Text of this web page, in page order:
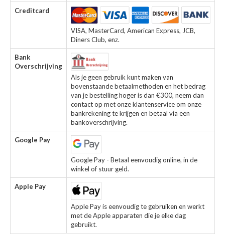
Creditcard
VISA, MasterCard, American Express, JCB,
Diners Club, enz.
Bank
Overschrijving
Als je geen gebruik kunt maken van
bovenstaande betaalmethoden en het bedrag
van je bestelling hoger is dan €300, neem dan
contact op met onze klantenservice om onze
bankrekening te krijgen en betaal via een
bankoverschrijving.
Google Pay
Google Pay - Betaal eenvoudig online, in de
winkel of stuur geld.
Apple Pay
Apple Pay is eenvoudig te gebruiken en werkt
met de Apple apparaten die je elke dag
gebruikt.